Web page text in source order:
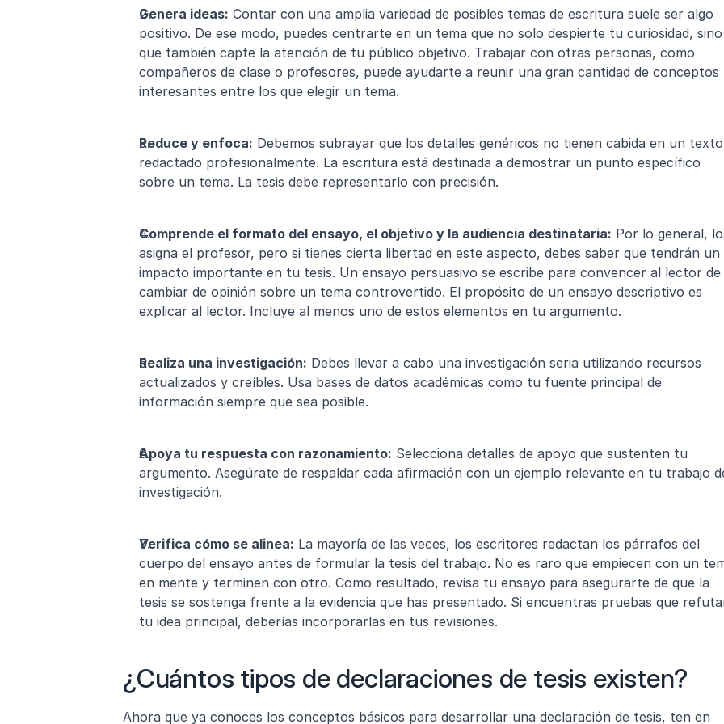
Genera ideas: Contar con una amplia variedad de posibles temas de escritura suele ser algo
positivo. De ese modo, puedes centrarte en un tema que no solo despierte tu curiosidad, sino
que también capte la atención de tu público objetivo. Trabajar con otras personas, como
compañeros de clase o profesores, puede ayudarte a reunir una gran cantidad de conceptos
interesantes entre los que elegir un tema.
Reduce y enfoca: Debemos subrayar que los detalles genéricos no tienen cabida en un texto
redactado profesionalmente. La escritura está destinada a demostrar un punto específico
sobre un tema. La tesis debe representarlo con precisión.
Comprende el formato del ensayo, el objetivo y la audiencia destinataria: Por lo general,
asigna el profesor, pero si tienes cierta libertad en este aspecto, debes saber que tendrán un
impacto importante en tu tesis. Un ensayo persuasivo se escribe para convencer al lector de
cambiar de opinión sobre un tema controvertido. El propósito de un ensayo descriptivo es
explicar al lector. Incluye al menos uno de estos elementos en tu argumento.
Realiza una investigación: Debes llevar a cabo una investigación seria utilizando recursos
actualizados y creíbles. Usa bases de datos académicas como tu fuente principal de
información siempre que sea posible.
Apoya tu respuesta con razonamiento: Selecciona detalles de apoyo que sustenten tu
argumento. Asegúrate de respaldar cada afirmación con un ejemplo relevante en tu trabajo
investigación.
Verifica cómo se alinea: La mayoría de las veces, los escritores redactan los párrafos del
cuerpo del ensayo antes de formular la tesis del trabajo. No es raro que empiecen con un
en mente y terminen con otro. Como resultado, revisa tu ensayo para asegurarte de que la
tesis se sostenga frente a la evidencia que has presentado. Si encuentras pruebas que
tu idea principal, deberías incorporarlas en tus revisiones.
¿Cuántos tipos de declaraciones de tesis existen?
Ahora que ya conoces los conceptos básicos para desarrollar una declaración de tesis, ten en